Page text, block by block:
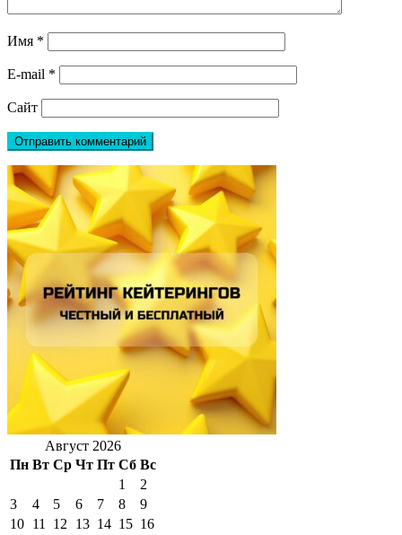
Имя *
E-mail *
Сайт
Август 2026
Пн Вт Ср Чт Пт Сб Вс
1
2
3
4 5 6 7 8
9
10 11 12 13 14 15 16